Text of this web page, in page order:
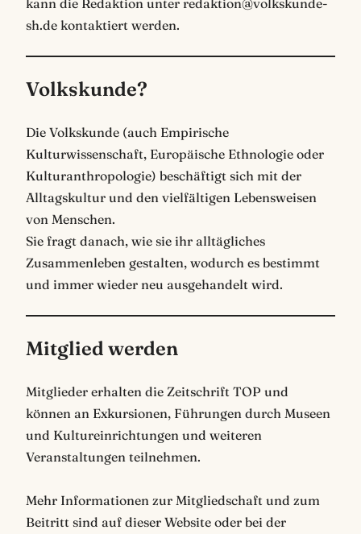
sh.de kontaktiert werden.
Volkskunde?
Die Volkskunde (auch Empirische
Kulturwissenschaft, Europäische Ethnologie oder
Kulturanthropologie) beschäftigt sich mit der
Alltagskultur und den vielfältigen Lebensweisen
von Menschen.
Sie fragt danach, wie sie ihr alltägliches
Zusammenleben gestalten, wodurch es bestimmt
und immer wieder neu ausgehandelt wird.
Mitglied werden
Mitglieder erhalten die Zeitschrift TOP und
können an Exkursionen, Führungen durch Museen
und Kultureinrichtungen und weiteren
Veranstaltungen teilnehmen.
Mehr Informationen zur Mitgliedschaft und zum
Beitritt sind auf dieser Website oder bei der